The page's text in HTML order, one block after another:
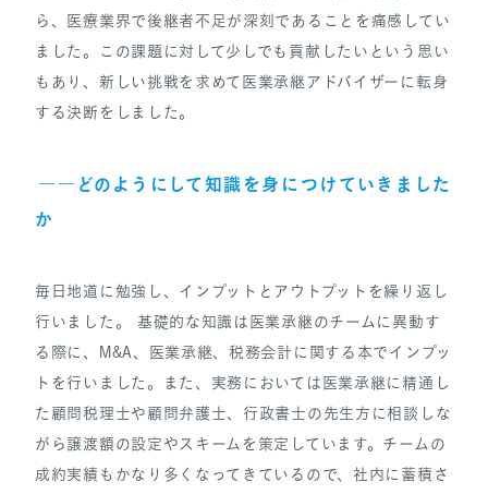
ら、医療業界で後継者不足が深刻であることを痛感してい
ました。この課題に対して少しでも貢献したいという思い
もあり、新しい挑戦を求めて医業承継アドバイザーに転身
する決断をしました。
――どのようにして知識を身につけていきました
か
毎日地道に勉強し、インプットとアウトプットを繰り返し
行いました。 基礎的な知識は医業承継のチームに異動す
る際に、M&A、医業承継、税務会計に関する本でインプッ
トを行いました。また、実務においては医業承継に精通し
た顧問税理士や顧問弁護士、行政書士の先生方に相談しな
がら譲渡額の設定やスキームを策定しています。チームの
成約実績もかなり多くなってきているので、社内に蓄積さ